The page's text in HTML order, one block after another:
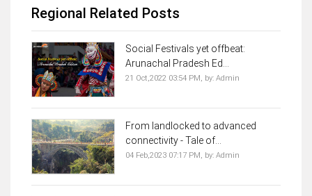
Regional Related Posts
Social Festivals yet offbeat:
Arunachal Pradesh Ed...
21 Oct,2022 03:54 PM, by: Admin
From landlocked to advanced
connectivity - Tale of...
04 Feb,2023 07:17 PM, by: Admin